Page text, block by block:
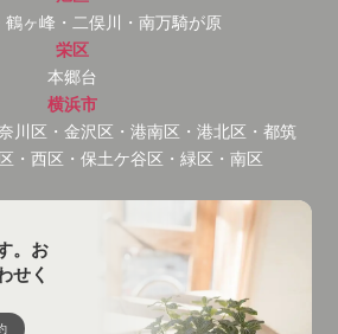
鶴ヶ峰・二俣川・南万騎が原
栄区
本郷台
横浜市
川区・金沢区・港南区・港北区・都筑
・西区・保土ケ谷区・緑区・南区
。お
せく